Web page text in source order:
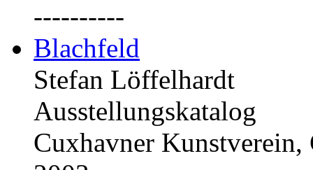
----------
Blachfeld
Stefan Löffelhardt
Ausstellungskatalog
Cuxhavner Kunstverein,